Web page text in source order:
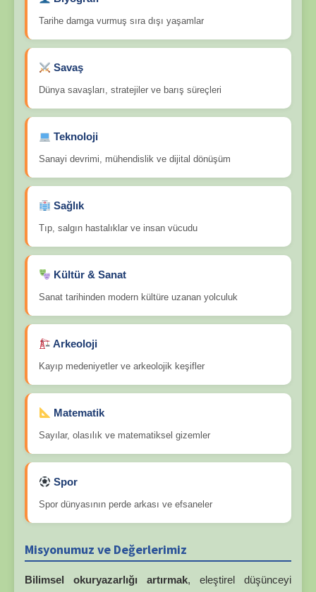
Tarihe damga vurmuş sıra dışı yaşamlar
Savaş
Dünya savaşları, stratejiler ve barış süreçleri
Teknoloji
Sanayi devrimi, mühendislik ve dijital dönüşüm
Sağlık
Tıp, salgın hastalıklar ve insan vücudu
Kültür & Sanat
Sanat tarihinden modern kültüre uzanan yolculuk
Arkeoloji
Kayıp medeniyetler ve arkeolojik keşifler
Matematik
Sayılar, olasılık ve matematiksel gizemler
Spor
Spor dünyasının perde arkası ve efsaneler
Misyonumuz ve Değerlerimiz
Bilimsel okuryazarlığı artırmak, eleştirel düşünceyi